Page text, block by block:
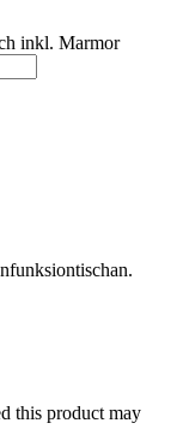
inkl. Marmor
this product may